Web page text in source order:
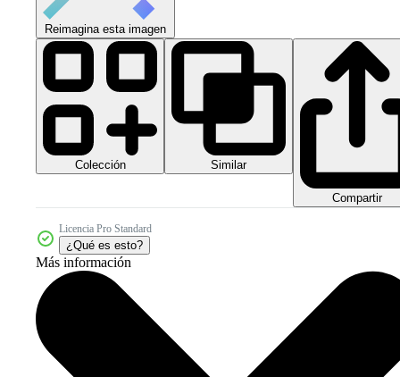
Reimagina esta imagen
Colección Similar
Compartir
Licencia Pro Standard
¿Qué es esto?
Más información